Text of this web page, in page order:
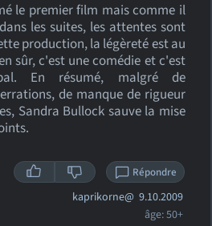
le premier film mais comme il
les suites, les attentes sont
production, la légèreté est au
sûr, c'est une comédie et c'est
En résumé, malgré de
de manque de rigueur
Sandra Bullock sauve la mise
Répondre
kaprikorne@ 9.10.2009
âge: 50+